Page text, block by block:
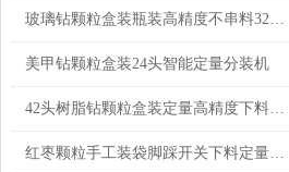
玻璃钻颗粒盒装瓶装高精度不串料32头智能分装机厂家销售
美甲钻颗粒盒装24头智能定量分装机
42头树脂钻颗粒盒装定量高精度下料分装机品牌
红枣颗粒手工装袋脚踩开关下料定量分装机1-500克